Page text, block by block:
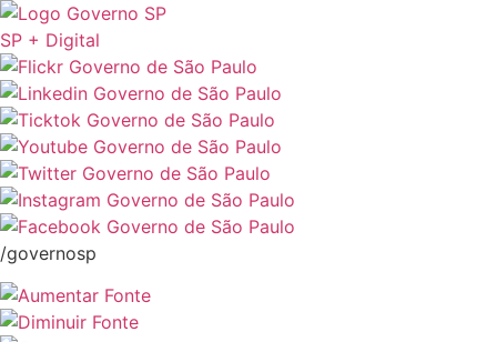
SP + Digital
/governosp